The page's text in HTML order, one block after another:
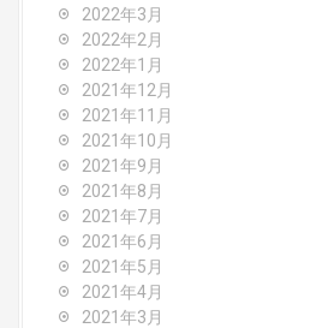
2022年3月
2022年2月
2022年1月
2021年12月
2021年11月
2021年10月
2021年9月
2021年8月
2021年7月
2021年6月
2021年5月
2021年4月
2021年3月